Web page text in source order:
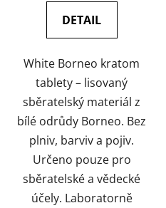
DETAIL
White Borneo kratom
tablety – lisovaný
sběratelský materiál z
bílé odrůdy Borneo. Bez
plniv, barviv a pojiv.
Určeno pouze pro
sběratelské a vědecké
účely. Laboratorně